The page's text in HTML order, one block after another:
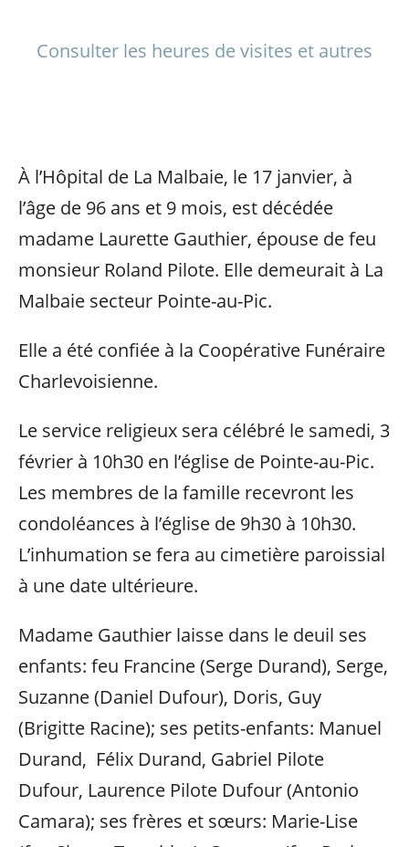
Consulter les heures de visites et autres
À l’Hôpital de La Malbaie, le 17 janvier, à
l’âge de 96 ans et 9 mois, est décédée
madame Laurette Gauthier, épouse de feu
monsieur Roland Pilote. Elle demeurait à La
Malbaie secteur Pointe-au-Pic.
Elle a été confiée à la Coopérative Funéraire
Charlevoisienne.
Le service religieux sera célébré le samedi, 3
février à 10h30 en l’église de Pointe-au-Pic.
Les membres de la famille recevront les
condoléances à l’église de 9h30 à 10h30.
L’inhumation se fera au cimetière paroissial
à une date ultérieure.
Madame Gauthier laisse dans le deuil ses
enfants: feu Francine (Serge Durand), Serge,
Suzanne (Daniel Dufour), Doris, Guy
(Brigitte Racine); ses petits-enfants: Manuel
Durand, Félix Durand, Gabriel Pilote
Dufour, Laurence Pilote Dufour (Antonio
Camara); ses frères et sœurs: Marie-Lise